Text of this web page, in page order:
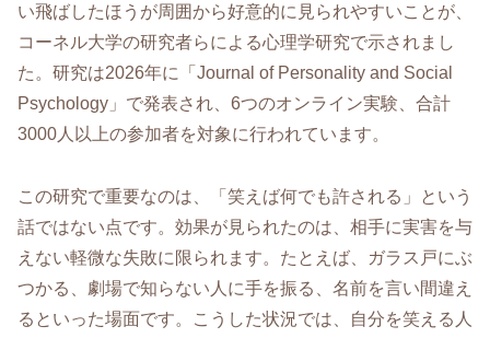
い飛ばしたほうが周囲から好意的に見られやすいことが、
コーネル大学の研究者らによる心理学研究で示されまし
た。研究は2026年に「Journal of Personality and Social
Psychology」で発表され、6つのオンライン実験、合計
3000人以上の参加者を対象に行われています。
この研究で重要なのは、「笑えば何でも許される」という
話ではない点です。効果が見られたのは、相手に実害を与
えない軽微な失敗に限られます。たとえば、ガラス戸にぶ
つかる、劇場で知らない人に手を振る、名前を言い間違え
るといった場面です。こうした状況では、自分を笑える人